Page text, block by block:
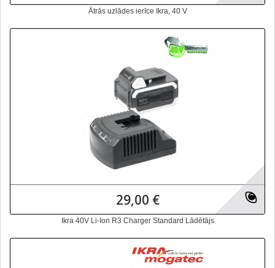
Ātrās uzlādes ierīce Ikra, 40 V
29,00 €
Ikra 40V Li-Ion R3 Charger Standard Lādētājs